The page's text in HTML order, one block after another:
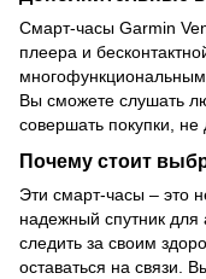
Смарт-часы Garmin
плеера и
Вы сможете слушать
совершать покупки, не
Почему стоит
Эти смарт-часы – это
надежный спутник
следить за своим
оставаться на связи.